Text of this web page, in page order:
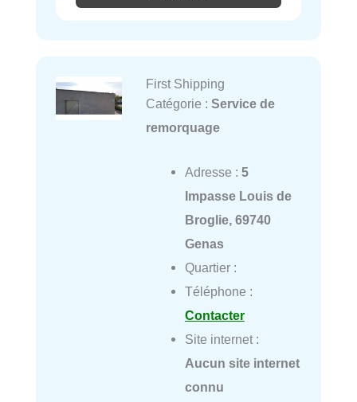
First Shipping
Catégorie : Service de
remorquage
Adresse : 5
Impasse Louis de
Broglie, 69740
Genas
Quartier :
Téléphone :
Contacter
Site internet :
Aucun site internet
connu